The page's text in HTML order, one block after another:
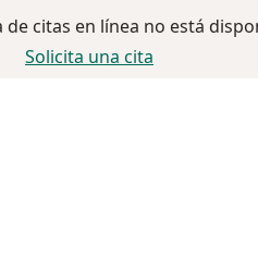
de citas en línea no está
Solicita una cita